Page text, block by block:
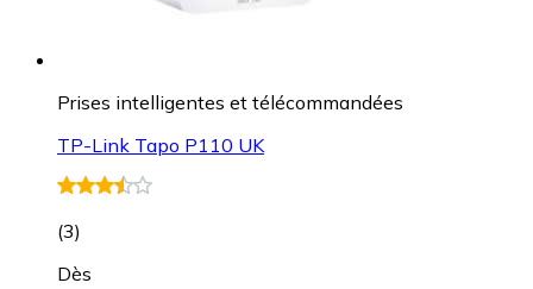
Prises intelligentes et télécommandées
TP-Link Tapo P110 UK
(3)
Dès